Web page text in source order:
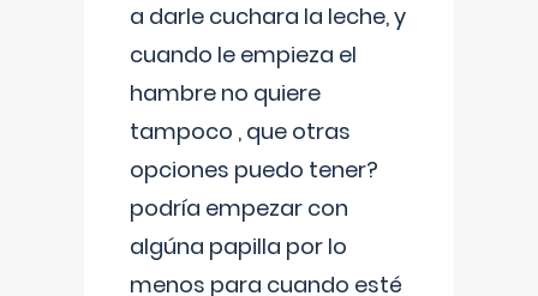
a darle cuchara la leche, y
cuando le empieza el
hambre no quiere
tampoco , que otras
opciones puedo tener?
podría empezar con
algúna papilla por lo
menos para cuando esté